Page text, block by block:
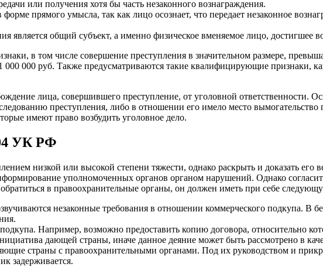
или получения хотя бы часть незаконного вознаграждения.
прямого умысла, так как лицо осознает, что передает незаконное
является общий субъект, а именно физическое вменяемое лицо, достигшее
в том числе совершение преступления в значительном размере,
000 руб. Также предусматриваются такие квалифицирующие признаки,
лица, совершившего преступление, от уголовной ответственности.
преступления, либо в отношении его имело место вымогательство
имеют право возбудить уголовное дело.
УК РФ
низкой или высокой степени тяжести, однако раскрыть и доказать
уполномоченных органов органом нарушений. Однако
в правоохранительные органы, он должен иметь при себе
незаконные требования в отношении коммерческого подкупа. В
Например, возможно предоставить копию договора, относительно
дающей страны, иначе данное деяние может быть рассмотрено в
страны с правоохранительными органами. Под их руководством и
задерживается.